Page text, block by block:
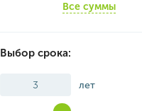
Все суммы
Выбор срока:
лет